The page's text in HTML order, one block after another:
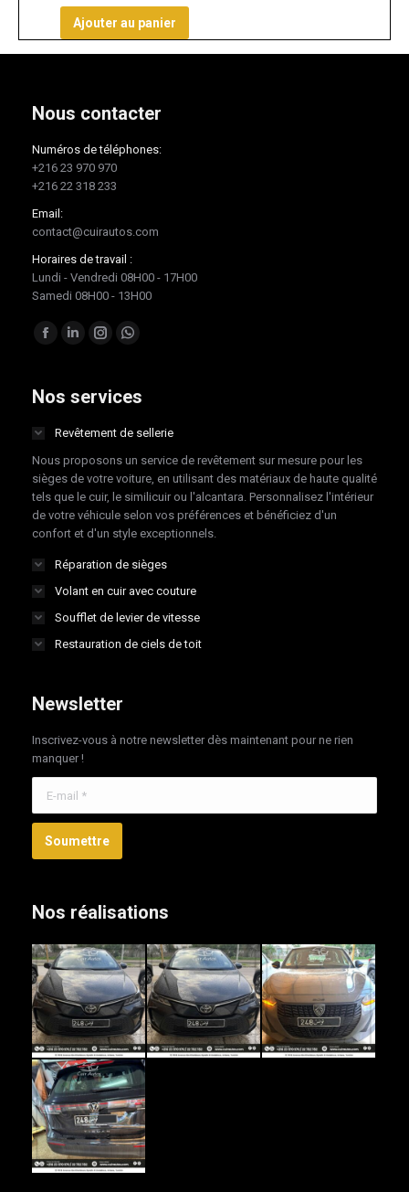
Ajouter au panier
Nous contacter
Numéros de téléphones:
+216 23 970 970
+216 22 318 233
Email:
contact@cuirautos.com
Horaires de travail :
Lundi - Vendredi 08H00 - 17H00
Samedi 08H00 - 13H00
Trouvez nous sur :
Facebook
opens
new
window
LinkedIn
opens
new
window
Instagram
opens
new
window
Whatsapp
opens
new
window
Nos services
Revêtement de sellerie
Nous proposons un service de revêtement sur mesure pour les
sièges de votre voiture, en utilisant des matériaux de haute qualité
tels que le cuir, le similicuir ou l'alcantara. Personnalisez l'intérieur
de votre véhicule selon vos préférences et bénéficiez d'un
confort et d'un style exceptionnels.
Réparation de sièges
Volant en cuir avec couture
Soufflet de levier de vitesse
Restauration de ciels de toit
Newsletter
Inscrivez-vous à notre newsletter dès maintenant pour ne rien
manquer !
Soumettre
Nos réalisations